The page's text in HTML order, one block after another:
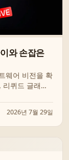
와 손잡은
웨어 비전을 확
퀴드 글래스
하는 애플 생태
2026년 7월 29일